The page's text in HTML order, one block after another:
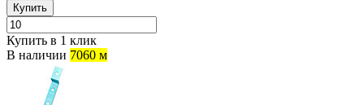
Купить
Купить в 1 клик
В наличии 7060 м